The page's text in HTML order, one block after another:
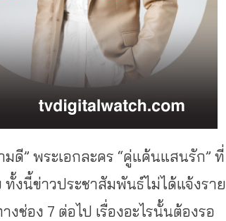
ดี” พระเอกละคร “คู่แค้นแสนรัก” ที่
งนี้ข่าวประชาสัมพันธ์ไม่ได้แจ้งราย
ช่อง 7 ต่อไป เรื่องอะไรนั้นต้องรอ